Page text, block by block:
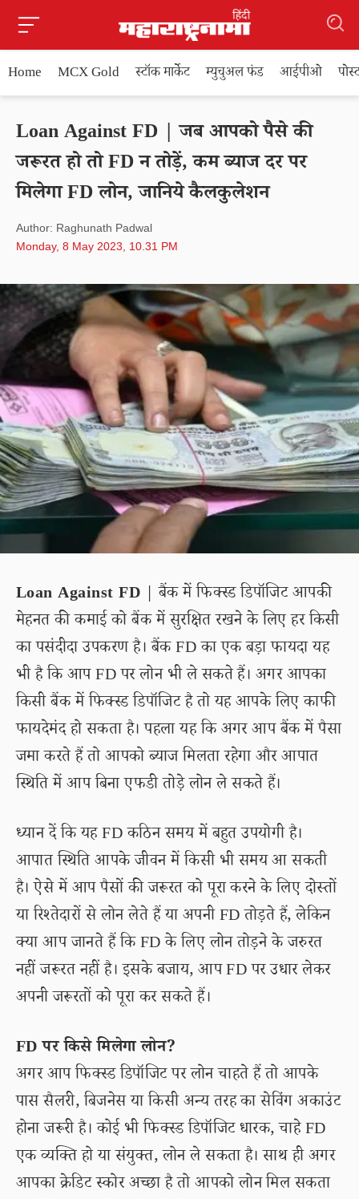
Home MCX Gold स्टॉक मार्केट म्युचुअल फंड आईपीओ
Loan Against FD | जब आपको पैसे की
जरूरत हो तो FD न तोड़ें, कम ब्याज दर पर
मिलेगा FD लोन, जानिये कैलकुलेशन
Author: Raghunath Padwal
Monday, 8 May 2023, 10.31 PM
Loan Against FD | बैंक में फिक्स्ड डिपॉजिट आपकी
मेहनत की कमाई को बैंक में सुरक्षित रखने के लिए हर किसी
का पसंदीदा उपकरण है। बैंक FD का एक बड़ा फायदा यह
भी है कि आप FD पर लोन भी ले सकते हैं। अगर आपका
किसी बैंक में फिक्स्ड डिपॉजिट है तो यह आपके लिए काफी
फायदेमंद हो सकता है। पहला यह कि अगर आप बैंक में पैसा
जमा करते हैं तो आपको ब्याज मिलता रहेगा और आपात
स्थिति में आप बिना एफडी तोड़े लोन ले सकते हैं।
ध्यान दें कि यह FD कठिन समय में बहुत उपयोगी है।
आपात स्थिति आपके जीवन में किसी भी समय आ सकती
है। ऐसे में आप पैसों की जरूरत को पूरा करने के लिए दोस्तों
या रिश्तेदारों से लोन लेते हैं या अपनी FD तोड़ते हैं, लेकिन
क्या आप जानते हैं कि FD के लिए लोन तोड़ने के जरुरत
नहीं जरूरत नहीं है। इसके बजाय, आप FD पर उधार लेकर
अपनी जरूरतों को पूरा कर सकते हैं।
FD पर किसे मिलेगा लोन?
अगर आप फिक्स्ड डिपॉजिट पर लोन चाहते हैं तो आपके
पास सैलरी, बिजनेस या किसी अन्य तरह का सेविंग अकाउंट
होना जरूरी है। कोई भी फिक्स्ड डिपॉजिट धारक, चाहे FD
एक व्यक्ति हो या संयुक्त, लोन ले सकता है। साथ ही अगर
आपका क्रेडिट स्कोर अच्छा है तो आपको लोन मिल सकता